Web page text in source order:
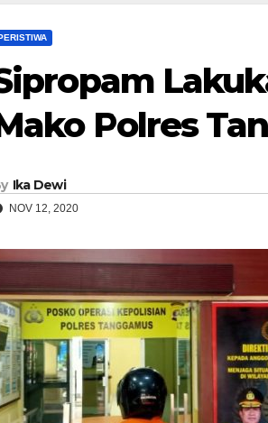
Polres
Ika Dewi
NOV 12, 2020